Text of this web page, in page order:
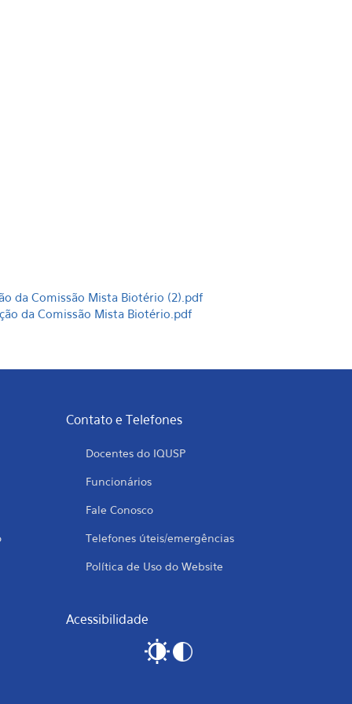
da Comissão Mista Biotério (2).pdf
da Comissão Mista Biotério.pdf
Contato e Telefones
Docentes do IQUSP
Funcionários
Fale Conosco
Telefones úteis/emergências
Política de Uso do Website
Acessibilidade